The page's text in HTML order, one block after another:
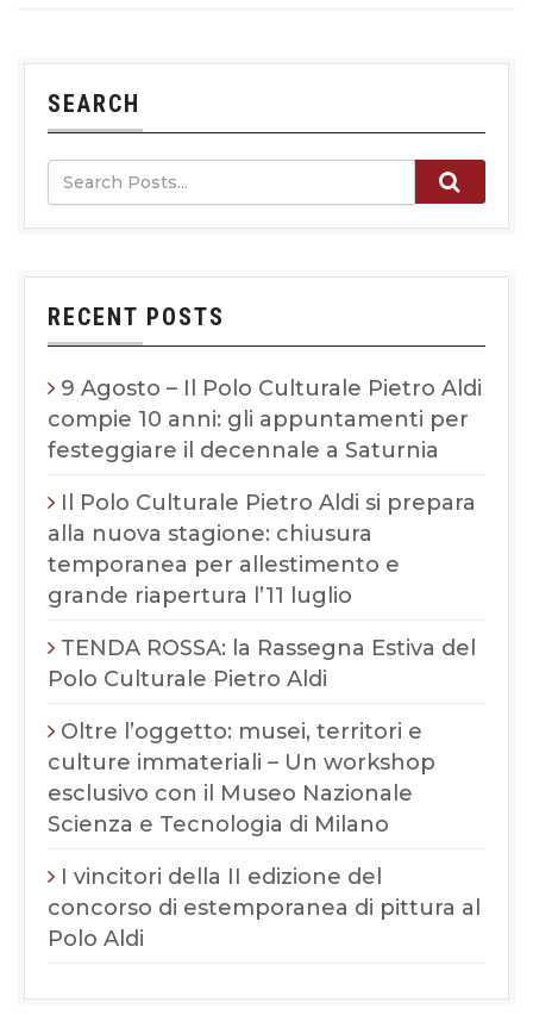
SEARCH
RECENT POSTS
9 Agosto – Il Polo Culturale Pietro Aldi
compie 10 anni: gli appuntamenti per
festeggiare il decennale a Saturnia
Il Polo Culturale Pietro Aldi si prepara
alla nuova stagione: chiusura
temporanea per allestimento e
grande riapertura l’11 luglio
TENDA ROSSA: la Rassegna Estiva del
Polo Culturale Pietro Aldi
Oltre l’oggetto: musei, territori e
culture immateriali – Un workshop
esclusivo con il Museo Nazionale
Scienza e Tecnologia di Milano
I vincitori della II edizione del
concorso di estemporanea di pittura al
Polo Aldi